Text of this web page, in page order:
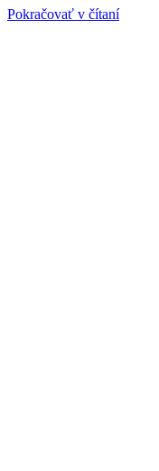
Pokračovať v čítaní